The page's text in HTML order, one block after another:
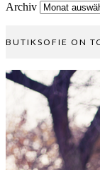
Archiv
BUTIKSOFIE ON